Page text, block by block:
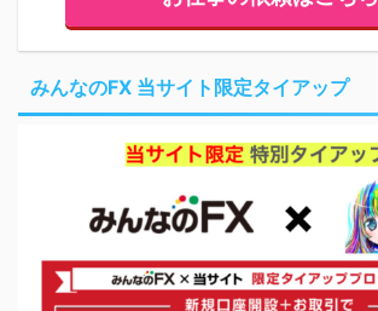
みんなのFX 当サイト限定タイアップ